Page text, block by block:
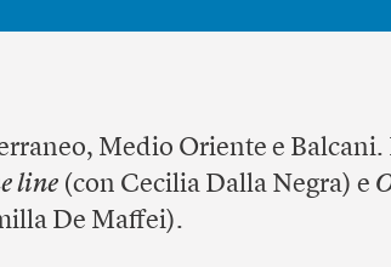
Medio Oriente e Balcani.
line (con Cecilia Dalla Negra) e
De Maffei).